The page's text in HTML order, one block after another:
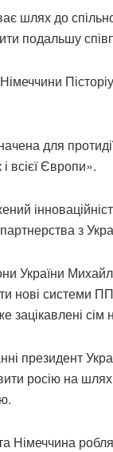
шлях до
подальшу
для
всієї Європи».
з
України
нові системи
зацікавлені сім
президент
росію на шлях
Німеччина